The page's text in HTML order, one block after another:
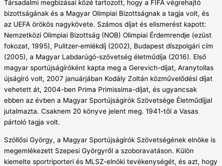
Társadalmi megbízásai közé tartozott, hogy a FIFA végrehajtó
bizottságának és a Magyar Olimpiai Bizottságnak a tagja volt, és
az UEFA örökös nagykövete. Számos díjat és elismerést kapott:
Nemzetközi Olimpiai Bizottság (NOB) Olimpiai Érdemrendje (ezüst
fokozat, 1995), Pulitzer-emlékdíj (2002), Budapest díszpolgári cím
(2005), a Magyar Labdarúgó-szövetség életműdíja (2016). Első
magyar sportújságíróként kapta meg a Gerevich-díjat, Aranytollas
újságíró volt, 2007 januárjában Kodály Zoltán közművelődési díjat
vehetett át, 2004-ben Prima Primissima-díjat, és ugyancsak
ebben az évben a Magyar Sportújságírók Szövetsége Életműdíjjal
jutalmazta. Csaknem 20 könyve jelent meg. 1941-től a Vasas
pártoló tagja volt.
Szöllősi György, a Magyar Sportújságírók Szövetségének elnöke is
megemlékezett Szepesi Györgyről a szoboravatáson. Külön
kiemelte sportriporteri és MLSZ-elnöki tevékenységét, és azt, hogy